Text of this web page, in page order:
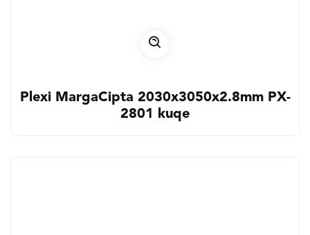
Plexi MargaCipta 2030x3050x2.8mm PX-
2801 kuqe